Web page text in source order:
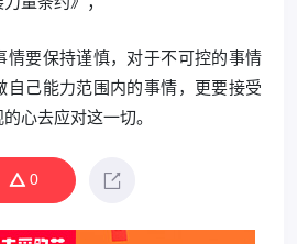
情要保持谨慎，对于不可控的事情
自己能力范围内的事情，更要接受
心去应对这一切。
0